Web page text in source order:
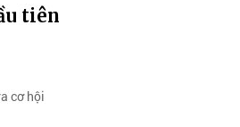
tiên
cơ hội